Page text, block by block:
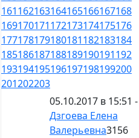
161162163164165166167168
169170171172173174175176
177178179180181182183184
185186187188189190191192
193194195196197198199200
201202203
05.10.2017 в 15:51 -
Дзгоева Елена
Валерьевна3156